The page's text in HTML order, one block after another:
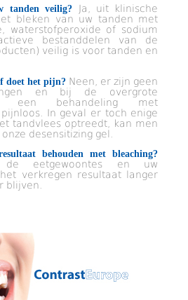
tanden veilig?
Ja, uit klinische
bleken van uw tanden met
waterstofperoxide of sodium
bestanddelen van de
veilig is voor tanden en
doet het pijn? Neen, er zijn geen
en bij de overgrote
een behandeling met
In geval er toch enige
tandvlees optreedt, kan men
desensitizing gel.
behouden met bleaching?
de eetgewoontes en uw
verkregen resultaat langer
blijven.